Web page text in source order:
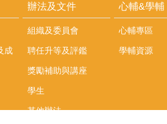
成
辦法及文件
組織及委員會
聘任升等及評鑑
獎勵補助與講座
學生
其他辦法
心輔&學輔
心輔專區
學輔資源